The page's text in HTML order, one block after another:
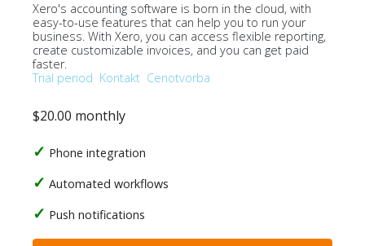
Xero's accounting software is born in the cloud, with
easy-to-use features that can help you to run your
business. With Xero, you can access flexible reporting,
create customizable invoices, and you can get paid
faster.
Trial period Kontakt Cenotvorba
$20.00 monthly
Phone integration
Automated workflows
Push notifications